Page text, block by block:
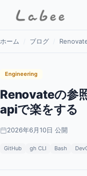
ホーム ブログ
Engineering
Renovateの参
apiで楽をする
2026年6月10日 公開
GitHub gh CLI Bash